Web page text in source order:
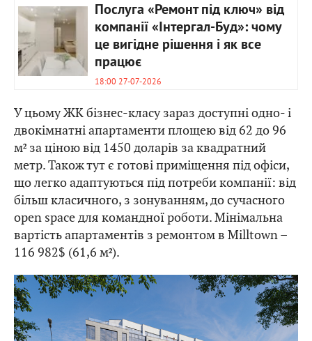
Послуга «Ремонт під ключ» від
компанії «Інтергал-Буд»: чому
це вигідне рішення і як все
працює
18:00 27-07-2026
У цьому ЖК бізнес-класу зараз доступні одно- і
двокімнатні апартаменти площею від 62 до 96
м² за ціною від 1450 доларів за квадратний
метр. Також тут є готові приміщення під офіси,
що легко адаптуються під потреби компанії: від
більш класичного, з зонуванням, до сучасного
open space для командної роботи. Мінімальна
вартість апартаментів з ремонтом в Milltown –
116 982$ (61,6 м²).